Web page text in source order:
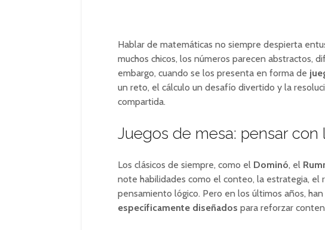
Hablar de matemáticas no siempre despierta
muchos chicos, los números parecen abstractos,
embargo, cuando se los presenta en forma de
un reto, el cálculo un desafío divertido y la
compartida.
Juegos de mesa: pensar con
Los clásicos de siempre, como el Dominó, el
note habilidades como el conteo, la estrategia,
pensamiento lógico. Pero en los últimos años,
específicamente diseñados para reforzar